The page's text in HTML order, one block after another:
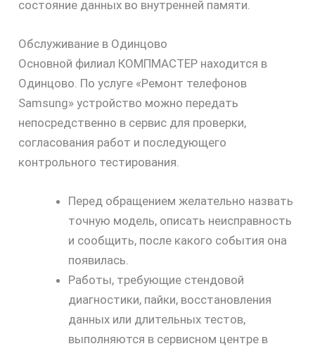
состояние данных во внутренней памяти.
Обслуживание в Одинцово
Основной филиал КОМПМАСТЕР находится в
Одинцово. По услуге «Ремонт телефонов
Samsung» устройство можно передать
непосредственно в сервис для проверки,
согласования работ и последующего
контрольного тестирования.
Перед обращением желательно назвать
точную модель, описать неисправность
и сообщить, после какого события она
появилась.
Работы, требующие стендовой
диагностики, пайки, восстановления
данных или длительных тестов,
выполняются в сервисном центре в